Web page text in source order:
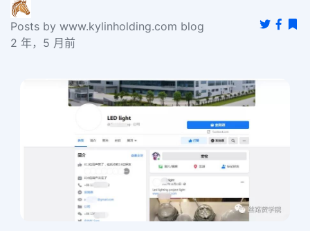
Posts by www.kylinholding.com blog
2 年，5 月前